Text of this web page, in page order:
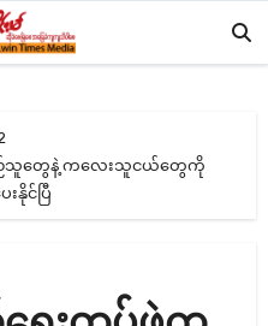
သူတွေနဲ့ ကလေးသူငယ်တွေကို
နိုင်ပြီ